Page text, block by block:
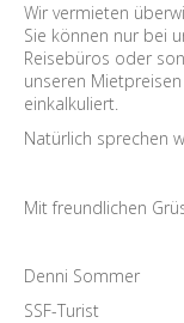
Wir vermieten
Sie können nur bei
Reisebüros oder
unseren
einkalkuliert.
Natürlich sprechen
Mit freundlichen
Denni Sommer
SSF-Turist